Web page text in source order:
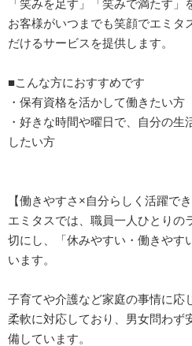
「笑みを足す」「笑みで満たす」
お客様がいつまでも笑顔でエミタ
だけるサービスを提供します。
■こんな方におすすめです
・保有資格を活かして働きたい方
・好きな時間や曜日で、自分の
したい方
【働きやすさ×自分らしく活躍で
エミタスでは、職員一人ひとりの
切にし、「休みやすい・働きやす
います。
子育てや介護など家庭の事情に応
柔軟に対応しており、男女問わず
備しています。